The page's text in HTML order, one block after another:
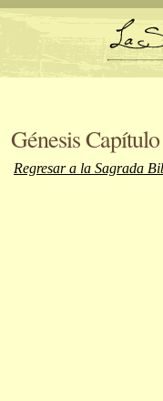
Génesis
Regresar a la Sagrada